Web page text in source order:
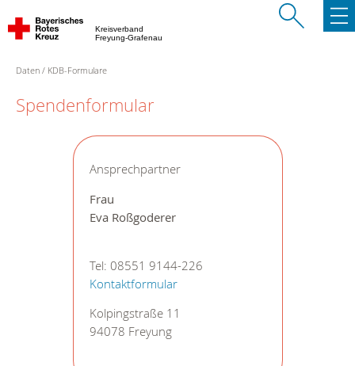
Kreisverband
Freyung-Grafenau
Daten KDB-Formulare
Spendenformular
Ansprechpartner
Frau
Eva Roßgoderer
Tel: 08551 9144-226
Kontaktformular
Kolpingstraße 11
94078 Freyung